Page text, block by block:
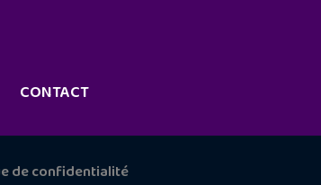
CONTACT
de confidentialité